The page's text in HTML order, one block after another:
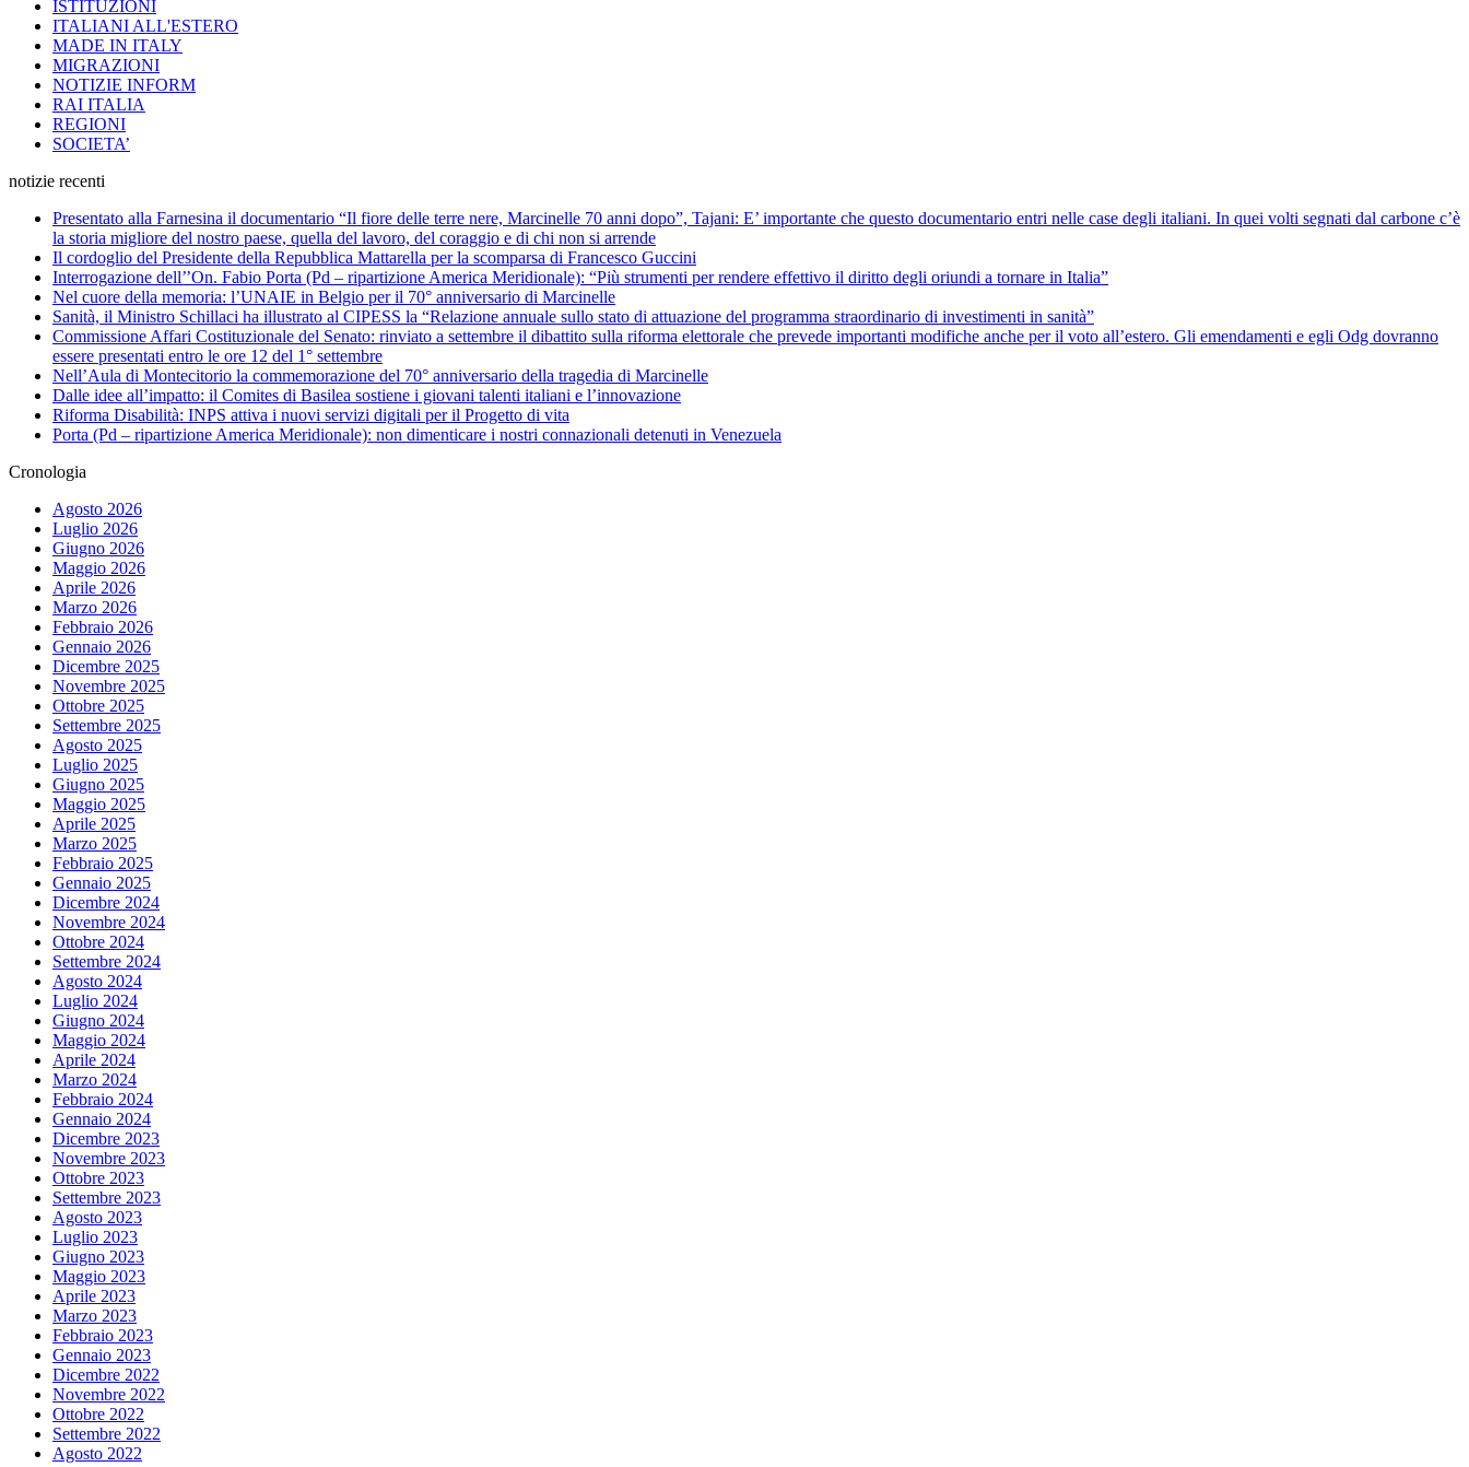
ISTITUZIONI
ITALIANI ALL'ESTERO
MADE IN ITALY
MIGRAZIONI
NOTIZIE INFORM
RAI ITALIA
REGIONI
SOCIETA’
notizie recenti
Presentato alla Farnesina il documentario “Il fiore delle terre nere, Marcinelle 70 anni dopo”, Tajani: E’ importante che questo documentario entri nelle case degli italiani. In quei volti segnati dal carbone c’è
la storia migliore del nostro paese, quella del lavoro, del coraggio e di chi non si arrende
Il cordoglio del Presidente della Repubblica Mattarella per la scomparsa di Francesco Guccini
Interrogazione dell’’On. Fabio Porta (Pd – ripartizione America Meridionale): “Più strumenti per rendere effettivo il diritto degli oriundi a tornare in Italia”
Nel cuore della memoria: l’UNAIE in Belgio per il 70° anniversario di Marcinelle
Sanità, il Ministro Schillaci ha illustrato al CIPESS la “Relazione annuale sullo stato di attuazione del programma straordinario di investimenti in sanità”
Commissione Affari Costituzionale del Senato: rinviato a settembre il dibattito sulla riforma elettorale che prevede importanti modifiche anche per il voto all’estero. Gli emendamenti e egli Odg dovranno
essere presentati entro le ore 12 del 1° settembre
Nell’Aula di Montecitorio la commemorazione del 70° anniversario della tragedia di Marcinelle
Dalle idee all’impatto: il Comites di Basilea sostiene i giovani talenti italiani e l’innovazione
Riforma Disabilità: INPS attiva i nuovi servizi digitali per il Progetto di vita
Porta (Pd – ripartizione America Meridionale): non dimenticare i nostri connazionali detenuti in Venezuela
Cronologia
Agosto 2026
Luglio 2026
Giugno 2026
Maggio 2026
Aprile 2026
Marzo 2026
Febbraio 2026
Gennaio 2026
Dicembre 2025
Novembre 2025
Ottobre 2025
Settembre 2025
Agosto 2025
Luglio 2025
Giugno 2025
Maggio 2025
Aprile 2025
Marzo 2025
Febbraio 2025
Gennaio 2025
Dicembre 2024
Novembre 2024
Ottobre 2024
Settembre 2024
Agosto 2024
Luglio 2024
Giugno 2024
Maggio 2024
Aprile 2024
Marzo 2024
Febbraio 2024
Gennaio 2024
Dicembre 2023
Novembre 2023
Ottobre 2023
Settembre 2023
Agosto 2023
Luglio 2023
Giugno 2023
Maggio 2023
Aprile 2023
Marzo 2023
Febbraio 2023
Gennaio 2023
Dicembre 2022
Novembre 2022
Ottobre 2022
Settembre 2022
Agosto 2022